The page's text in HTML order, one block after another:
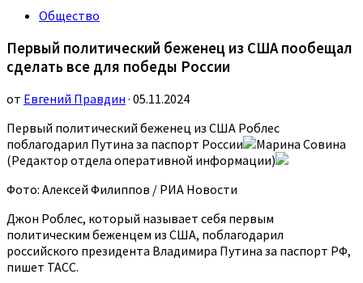
Общество
Первый политический беженец из США пообещал
сделать все для победы России
от Евгений Правдин · 05.11.2024
Первый политический беженец из США Роблес
поблагодарил Путина за паспорт России
Марина Совина
(Редактор отдела оперативной информации)
Фото: Алексей Филиппов / РИА Новости
Джон Роблес, который называет себя первым
политическим беженцем из США, поблагодарил
российского президента Владимира Путина за паспорт РФ,
пишет ТАСС.